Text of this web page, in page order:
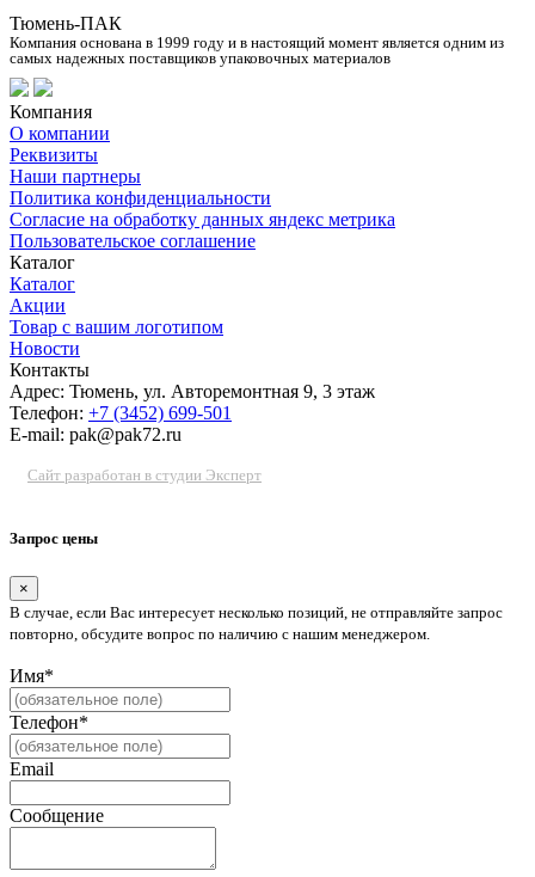
Тюмень-ПАК
Компания основана в 1999 году и в настоящий момент является одним из
самых надежных поставщиков упаковочных материалов
Компания
О компании
Реквизиты
Наши партнеры
Политика конфиденциальности
Согласие на обработку данных яндекс метрика
Пользовательское соглашение
Каталог
Каталог
Акции
Товар с вашим логотипом
Новости
Контакты
Адрес: Тюмень, ул. Авторемонтная 9, 3 этаж
Телефон: +7 (3452) 699-501
E-mail: pak@pak72.ru
Сайт разработан в студии Эксперт
Запрос цены
×
В случае, если Вас интересует несколько позиций, не отправляйте запрос
повторно, обсудите вопрос по наличию с нашим менеджером.
Имя*
Телефон*
Email
Сообщение